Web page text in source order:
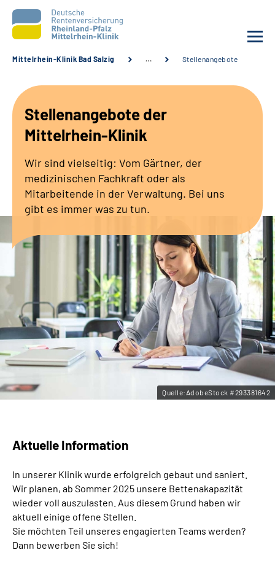
Unsere Angebote
Karriere
Zuweisende &
Leichte Sprache
Gebärdensprache
Mittelrhein-Klinik Bad Salzig … Stellenangebote
Stellenangebote der
Mittelrhein-Klinik
Wir sind vielseitig: Vom Gärtner, der
medizinischen Fachkraft oder als
Mitarbeitende in der Verwaltung. Bei uns
gibt es immer was zu tun.
Quelle:AdobeStock #293381642
Aktuelle Information
In unserer Klinik wurde erfolgreich gebaut und saniert.
Wir planen, ab Sommer 2025 unsere Bettenakapazität
wieder voll auszulasten. Aus diesem Grund haben wir
aktuell einige offene Stellen.
Sie möchten Teil unseres engagierten Teams werden?
Dann bewerben Sie sich!